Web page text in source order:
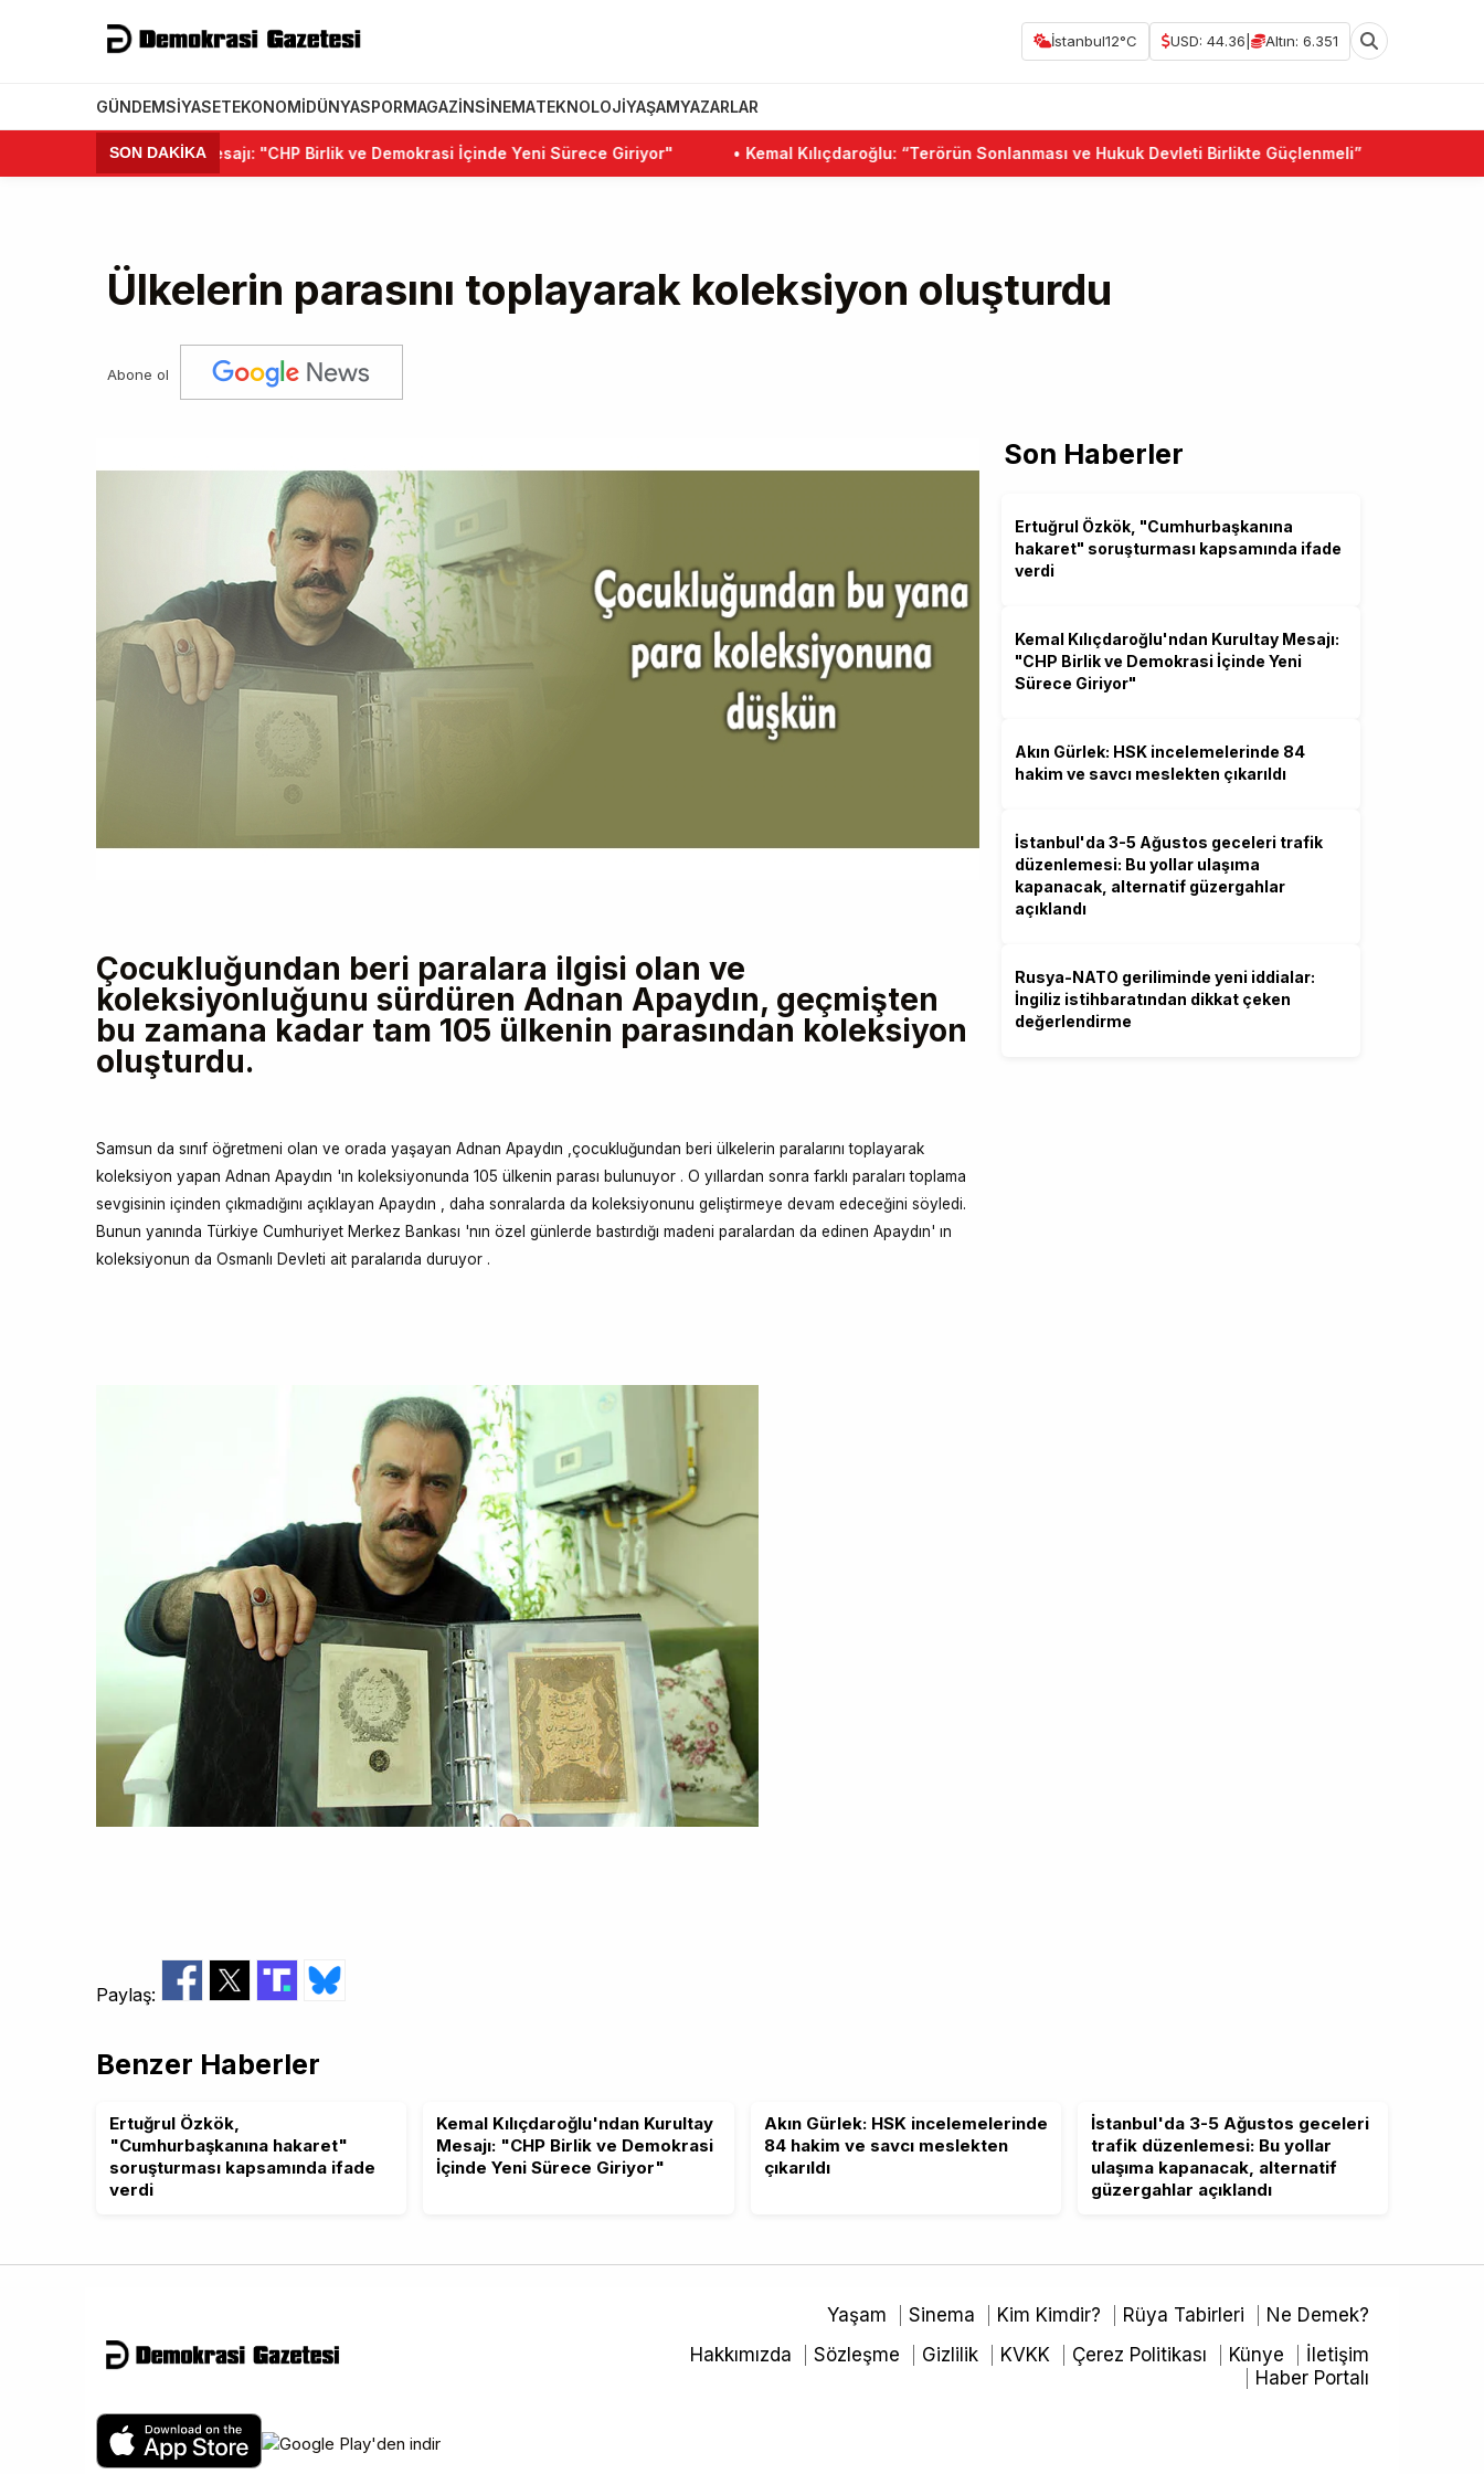
İstanbul12°C USD: 44.36 Altın: 6.351
GÜNDEMSIYASETEKONOMIDÜNYASPORMAGAZINSINEMATEKNOLOJIYAŞAMYAZARLAR
SON DAKİKA
Kurultay Mesajı: "CHP Birlik ve Demokrasi İçinde Yeni Sürece Giriyor" Kemal Kılıçdaroğlu: “Terörün Sonlanması ve Hukuk Devleti Birlikte Güçlenmeli”
Ülkelerin parasını toplayarak koleksiyon oluşturdu
Abone ol
Çocukluğundan beri paralara ilgisi olan ve
koleksiyonluğunu sürdüren Adnan Apaydın, geçmişten
bu zamana kadar tam 105 ülkenin parasından koleksiyon
oluşturdu.
Samsun da sınıf öğretmeni olan ve orada yaşayan Adnan Apaydın ,çocukluğundan beri ülkelerin paralarını toplayarak
koleksiyon yapan Adnan Apaydın 'ın koleksiyonunda 105 ülkenin parası bulunuyor . O yıllardan sonra farklı paraları toplama
sevgisinin içinden çıkmadığını açıklayan Apaydın , daha sonralarda da koleksiyonunu geliştirmeye devam edeceğini söyledi.
Bunun yanında Türkiye Cumhuriyet Merkez Bankası 'nın özel günlerde bastırdığı madeni paralardan da edinen Apaydın' ın
koleksiyonun da Osmanlı Devleti ait paralarıda duruyor .
Paylaş:
Son Haberler
Ertuğrul Özkök, "Cumhurbaşkanına
hakaret" soruşturması kapsamında ifade
verdi
Kemal Kılıçdaroğlu'ndan Kurultay Mesajı:
"CHP Birlik ve Demokrasi İçinde Yeni
Sürece Giriyor"
Akın Gürlek: HSK incelemelerinde 84
hakim ve savcı meslekten çıkarıldı
İstanbul'da 3-5 Ağustos geceleri trafik
düzenlemesi: Bu yollar ulaşıma
kapanacak, alternatif güzergahlar
açıklandı
Rusya-NATO geriliminde yeni iddialar:
İngiliz istihbaratından dikkat çeken
değerlendirme
Benzer Haberler
Ertuğrul Özkök,
"Cumhurbaşkanına hakaret"
soruşturması kapsamında ifade
verdi
Kemal Kılıçdaroğlu'ndan Kurultay
Mesajı: "CHP Birlik ve Demokrasi
İçinde Yeni Sürece Giriyor"
Akın Gürlek: HSK incelemelerinde
84 hakim ve savcı meslekten
çıkarıldı
İstanbul'da 3-5 Ağustos geceleri
trafik düzenlemesi: Bu yollar
ulaşıma kapanacak, alternatif
güzergahlar açıklandı
Yaşam Sinema Kim Kimdir? Rüya Tabirleri
Ne Demek?
Hakkımızda
Sözleşme Gizlilik KVKK Çerez Politikası Künye
İletişim
Haber Portalı